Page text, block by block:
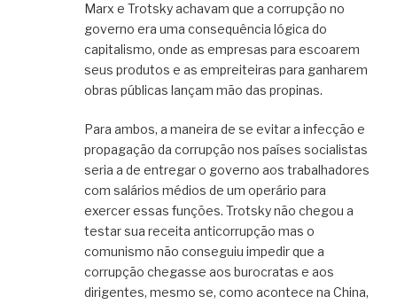
Marx e Trotsky achavam que a corrupção no
governo era uma consequência lógica do
capitalismo, onde as empresas para escoarem
seus produtos e as empreiteiras para ganharem
obras públicas lançam mão das propinas.
Para ambos, a maneira de se evitar a infecção e
propagação da corrupção nos países socialistas
seria a de entregar o governo aos trabalhadores
com salários médios de um operário para
exercer essas funções. Trotsky não chegou a
testar sua receita anticorrupção mas o
comunismo não conseguiu impedir que a
corrupção chegasse aos burocratas e aos
dirigentes, mesmo se, como acontece na China,